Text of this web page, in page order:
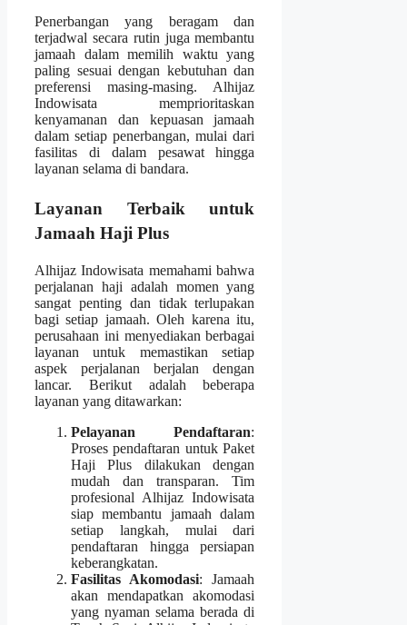
Penerbangan yang beragam dan
terjadwal secara rutin juga membantu
jamaah dalam memilih waktu yang
paling sesuai dengan kebutuhan dan
preferensi masing-masing. Alhijaz
Indowisata memprioritaskan
kenyamanan dan kepuasan jamaah
dalam setiap penerbangan, mulai dari
fasilitas di dalam pesawat hingga
layanan selama di bandara.
Layanan Terbaik untuk
Jamaah Haji Plus
Alhijaz Indowisata memahami bahwa
perjalanan haji adalah momen yang
sangat penting dan tidak terlupakan
bagi setiap jamaah. Oleh karena itu,
perusahaan ini menyediakan berbagai
layanan untuk memastikan setiap
aspek perjalanan berjalan dengan
lancar. Berikut adalah beberapa
layanan yang ditawarkan:
Pelayanan Pendaftaran:
Proses pendaftaran untuk Paket
Haji Plus dilakukan dengan
mudah dan transparan. Tim
profesional Alhijaz Indowisata
siap membantu jamaah dalam
setiap langkah, mulai dari
pendaftaran hingga persiapan
keberangkatan.
Fasilitas Akomodasi: Jamaah
akan mendapatkan akomodasi
yang nyaman selama berada di